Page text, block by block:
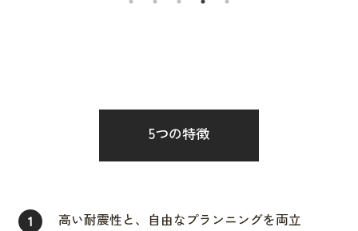
5つの特徴
1 高い耐震性と、自由なプランニングを両立